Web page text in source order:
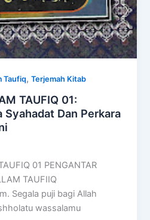
Taufiq,Terjemah Kitab
TAUFIQ 01:
Syahadat Dan Perkara
01 PENGANTAR
TAUFIIQ
Segala puji bagi Allah
wassalamu